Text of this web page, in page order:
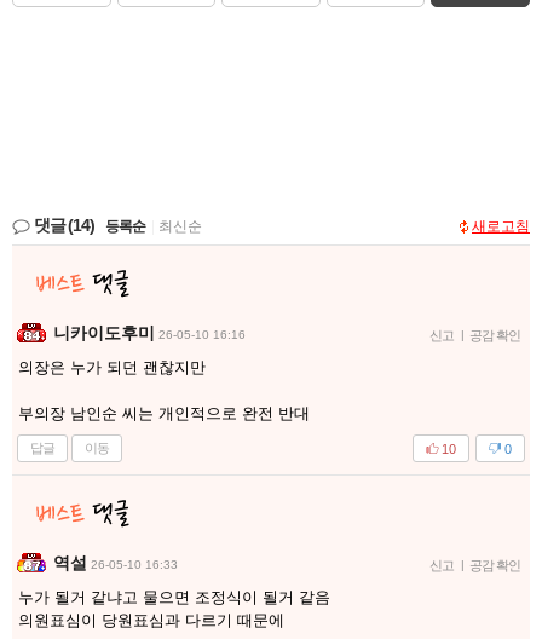
댓글(14) 등록순 최신순 새로고침
니카이도후미 26-05-10 16:16 신고 | 공감 확인
의장은 누가 되던 괜찮지만
부의장 남인순 씨는 개인적으로 완전 반대
답글 이동 0
10
역설 26-05-10 16:33 신고 | 공감 확인
누가 될거 같냐고 물으면 조정식이 될거 같음
의원표심이 당원표심과 다르기 때문에